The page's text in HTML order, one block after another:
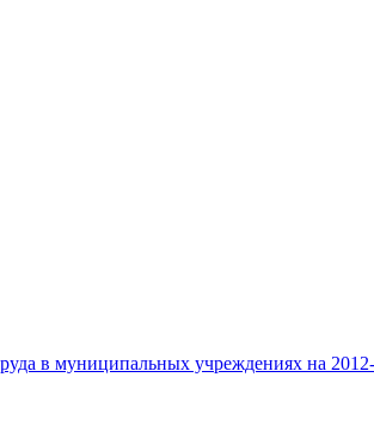
в муниципальных учреждениях на